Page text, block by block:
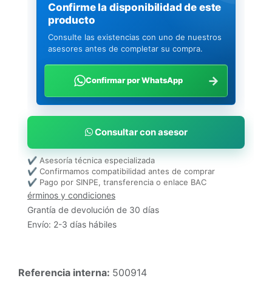
Confirme la disponibilidad de este
producto
Consulte las existencias con uno de nuestros
asesores antes de completar su compra.
Confirmar por WhatsApp →
Consultar con asesor
✔ Asesoría técnica especializada
✔ Confirmamos compatibilidad antes de comprar
✔ Pago por SINPE, transferencia o enlace BAC
érminos y condiciones
Grantía de devolución de 30 días
Envío: 2-3 días hábiles
Referencia interna: 500914